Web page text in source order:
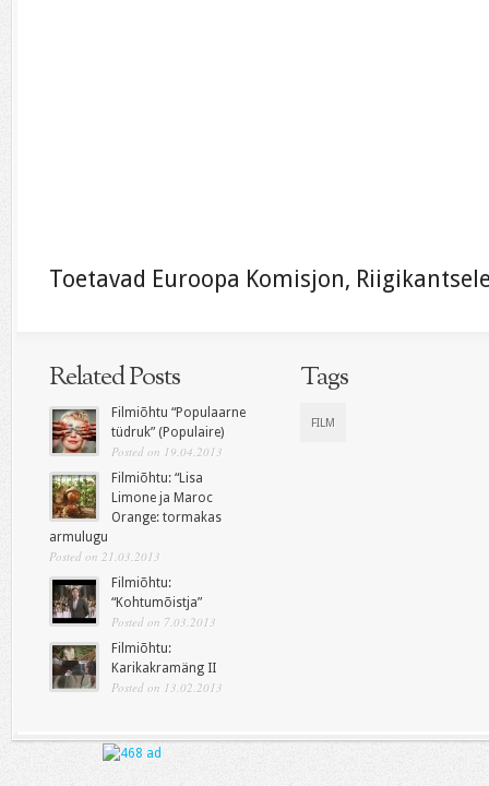
Toetavad Euroopa Komisjon,
Related Posts
Filmiõhtu “Populaarne
tüdruk” (Populaire)
Posted on 19.04.2013
Filmiõhtu: “Lisa
Limone ja Maroc
Orange: tormakas
armulugu
Posted on 21.03.2013
Filmiõhtu:
“Kohtumõistja”
Posted on 7.03.2013
Filmiõhtu:
Karikakramäng II
Posted on 13.02.2013
Tags
FILM